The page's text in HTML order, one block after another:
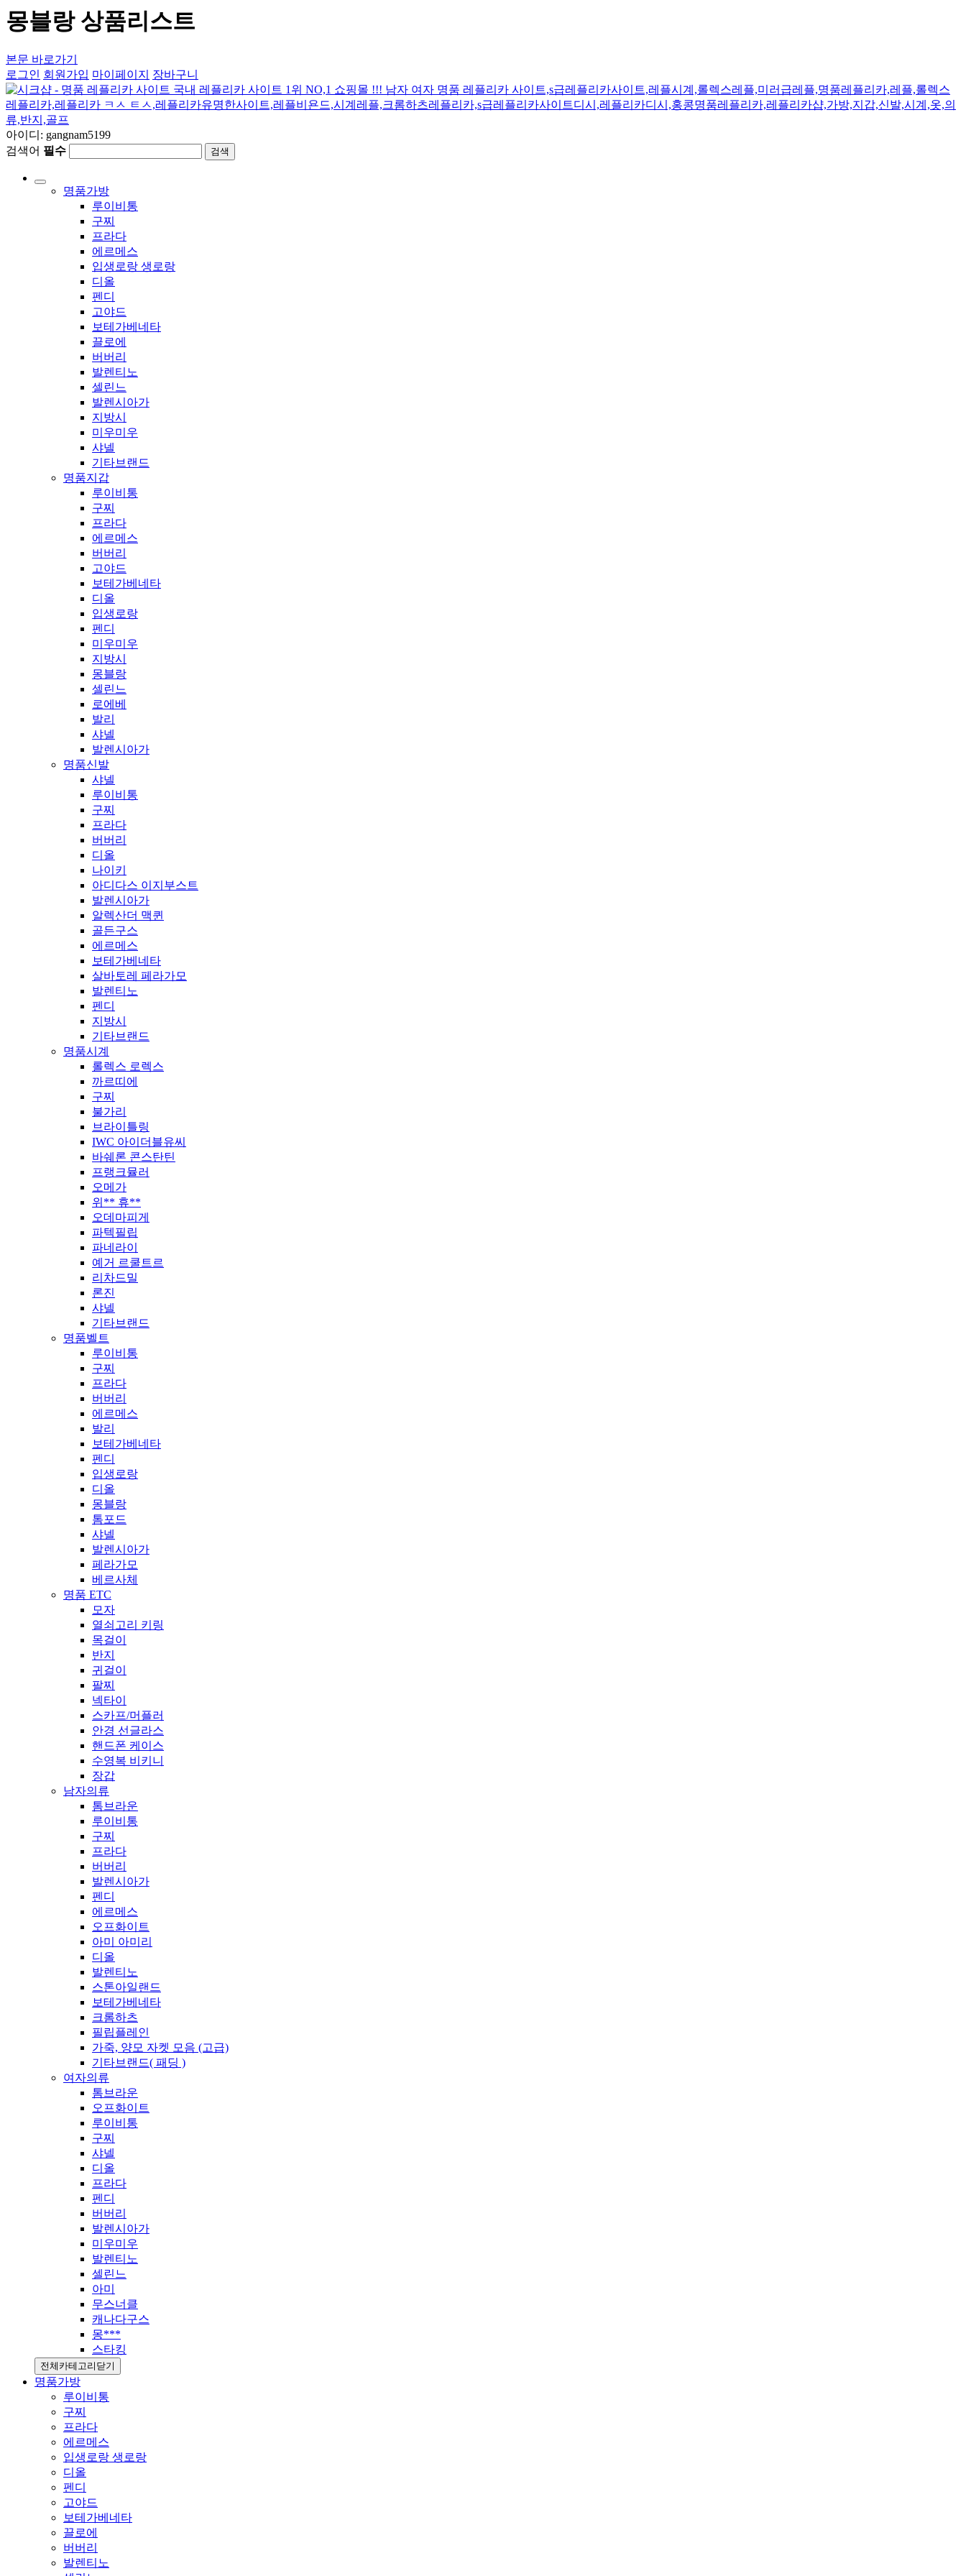
몽블랑 상품리스트
본문 바로가기
로그인 회원가입 마이페이지 장바구니
아이디: gangnam5199
검색어 필수 검색
명품가방
루이비통
구찌
프라다
에르메스
입생로랑 생로랑
디올
펜디
고야드
보테가베네타
끌로에
버버리
발렌티노
셀린느
발렌시아가
지방시
미우미우
샤넬
기타브랜드
명품지갑
루이비통
구찌
프라다
에르메스
버버리
고야드
보테가베네타
디올
입생로랑
펜디
미우미우
지방시
몽블랑
셀린느
로에베
발리
샤넬
발렌시아가
명품신발
샤넬
루이비통
구찌
프라다
버버리
디올
나이키
아디다스 이지부스트
발렌시아가
알렉산더 맥퀸
골든구스
에르메스
보테가베네타
살바토레 페라가모
발렌티노
펜디
지방시
기타브랜드
명품시계
롤렉스 로렉스
까르띠에
구찌
불가리
브라이틀링
IWC 아이더블유씨
바쉐론 콘스탄틴
프랭크뮬러
오메가
위** 휴**
오데마피게
파텍필립
파네라이
예거 르쿨트르
리차드밀
론진
샤넬
기타브랜드
명품벨트
루이비통
구찌
프라다
버버리
에르메스
발리
보테가베네타
펜디
입생로랑
디올
몽블랑
톰포드
샤넬
발렌시아가
페라가모
베르사체
명품 ETC
모자
열쇠고리 키링
목걸이
반지
귀걸이
팔찌
넥타이
스카프/머플러
안경 선글라스
핸드폰 케이스
수영복 비키니
장갑
남자의류
톰브라운
루이비통
구찌
프라다
버버리
발렌시아가
펜디
에르메스
오프화이트
아미 아미리
디올
발렌티노
스톤아일랜드
보테가베네타
크롬하츠
필립플레인
가죽, 양모 자켓 모음 (고급)
기타브랜드( 패딩 )
여자의류
톰브라운
오프화이트
루이비통
구찌
샤넬
디올
프라다
펜디
버버리
발렌시아가
미우미우
발렌티노
셀린느
아미
무스너클
캐나다구스
몽***
스타킹
전체카테고리닫기
명품가방
루이비통
구찌
프라다
에르메스
입생로랑 생로랑
디올
펜디
고야드
보테가베네타
끌로에
버버리
발렌티노